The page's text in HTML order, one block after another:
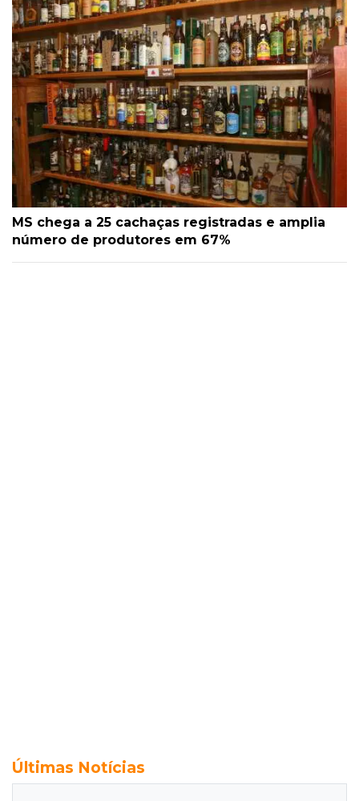
MS chega a 25 cachaças registradas e amplia
número de produtores em 67%
Últimas Notícias